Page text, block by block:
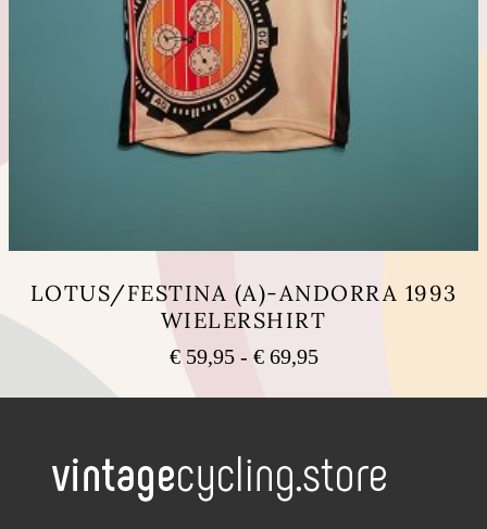
LOTUS/FESTINA (A)-ANDORRA 1993
WIELERSHIRT
€59,95 - €69,95Prijsklasse:
tot
variaties.
Deze